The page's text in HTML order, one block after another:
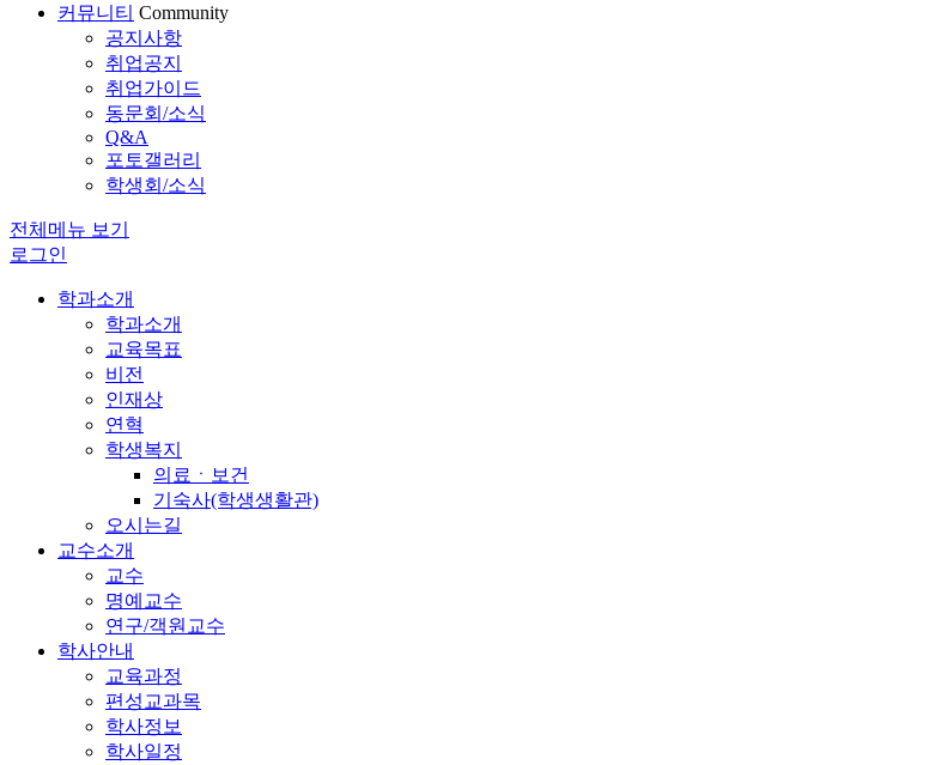
커뮤니티 Community
공지사항
취업공지
취업가이드
동문회/소식
Q&A
포토갤러리
학생회/소식
전체메뉴 보기
로그인
학과소개
학과소개
교육목표
비전
인재상
연혁
학생복지
의료ㆍ보건
기숙사(학생생활관)
오시는길
교수소개
교수
명예교수
연구/객원교수
학사안내
교육과정
편성교과목
학사정보
학사일정